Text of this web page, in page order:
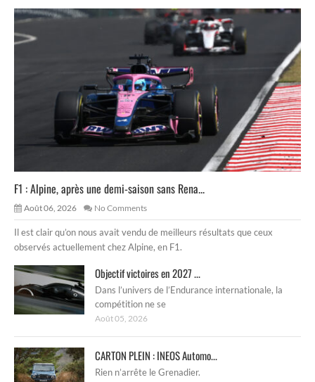
F1 : Alpine, après une demi-saison sans Rena...
Août 06, 2026 No Comments
Il est clair qu’on nous avait vendu de meilleurs résultats que ceux
observés actuellement chez Alpine, en F1.
Objectif victoires en 2027 ...
Dans l’univers de l’Endurance internationale, la
compétition ne se
Août 05, 2026
CARTON PLEIN : INEOS Automo...
Rien n’arrête le Grenadier.